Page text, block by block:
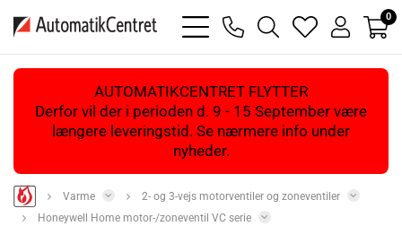
bars
light
phone
magnifying
glass
heart
light
user
light
0
AUTOMATIKCENTRET FLYTTER
Derfor vil der i perioden d. 9 - 15 September være
længere leveringstid. Se nærmere info under
nyheder.
Varme
2- og 3-vejs motorventiler og zoneventiler
Honeywell Home motor-/zoneventil VC serie